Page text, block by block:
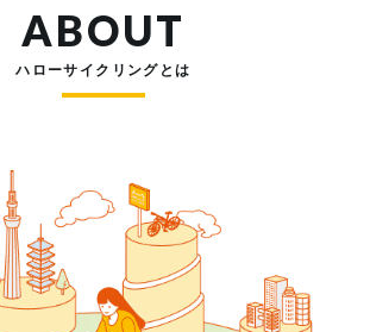
ABOUT
ハローサイクリングとは